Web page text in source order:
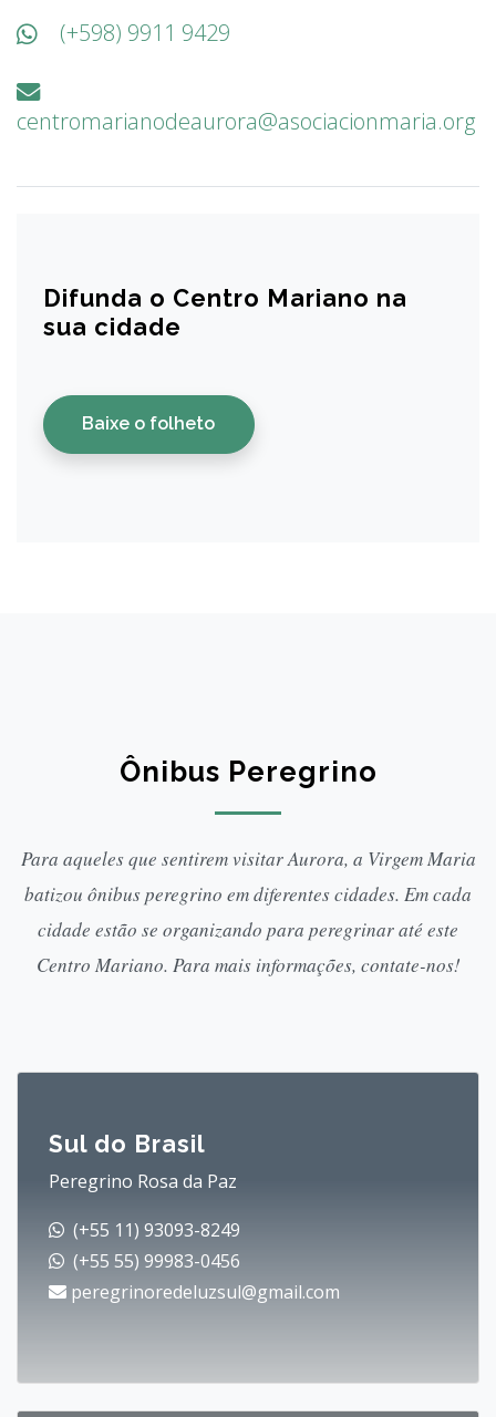
(+598) 9911 9429
centromarianodeaurora@asociacionmaria.org
Difunda o Centro Mariano na
sua cidade
Baixe o folheto
Ônibus Peregrino
Para aqueles que sentirem visitar Aurora, a Virgem Maria
batizou ônibus peregrino em diferentes cidades. Em cada
cidade estão se organizando para peregrinar até este
Centro Mariano. Para mais informações, contate-nos!
Sul do Brasil
Peregrino Rosa da Paz
(+55 11) 93093-8249
(+55 55) 99983-0456
peregrinoredeluzsul@gmail.com